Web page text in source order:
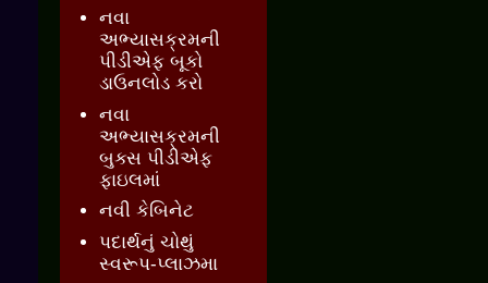
નવા
અભ્યાસક્રમની
પીડીએફ બૂકો
ડાઉનલોડ કરો
નવા
અભ્યાસક્રમની
બુક્સ પીડીએફ
ફાઇલમાં
નવી કેબિનેટ
પદાર્થનું ચોથું
સ્વરૂપ-પ્લાઝમા